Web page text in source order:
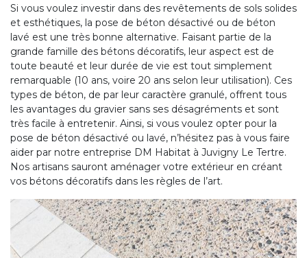
Si vous voulez investir dans des revêtements de sols solides
et esthétiques, la pose de béton désactivé ou de béton
lavé est une très bonne alternative. Faisant partie de la
grande famille des bétons décoratifs, leur aspect est de
toute beauté et leur durée de vie est tout simplement
remarquable (10 ans, voire 20 ans selon leur utilisation). Ces
types de béton, de par leur caractère granulé, offrent tous
les avantages du gravier sans ses désagréments et sont
très facile à entretenir. Ainsi, si vous voulez opter pour la
pose de béton désactivé ou lavé, n’hésitez pas à vous faire
aider par notre entreprise DM Habitat à Juvigny Le Tertre.
Nos artisans sauront aménager votre extérieur en créant
vos bétons décoratifs dans les règles de l’art.